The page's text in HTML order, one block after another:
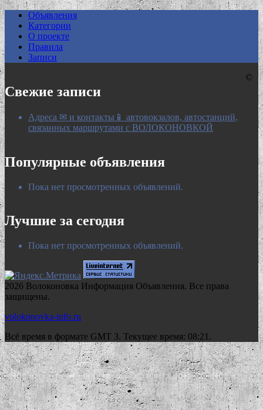
Объявления
Категории
О проекте
Правила
Записи
Свежие записи
Адреса ✉ и контакты📱 автовокзалов, автостанций,
связанных маршрутами с ВОЛОКОНОВКОЙ
Популярные объявления
Пока нет просмотренных объявлений.
Лучшие за сегодня
Пока нет просмотренных объявлений.
©
2026 Волоконовка Информация Объявления. Все права
защищены.
volokonovka-info.ru
Всё время в формате GMT 3. Текущее время: 08:21.